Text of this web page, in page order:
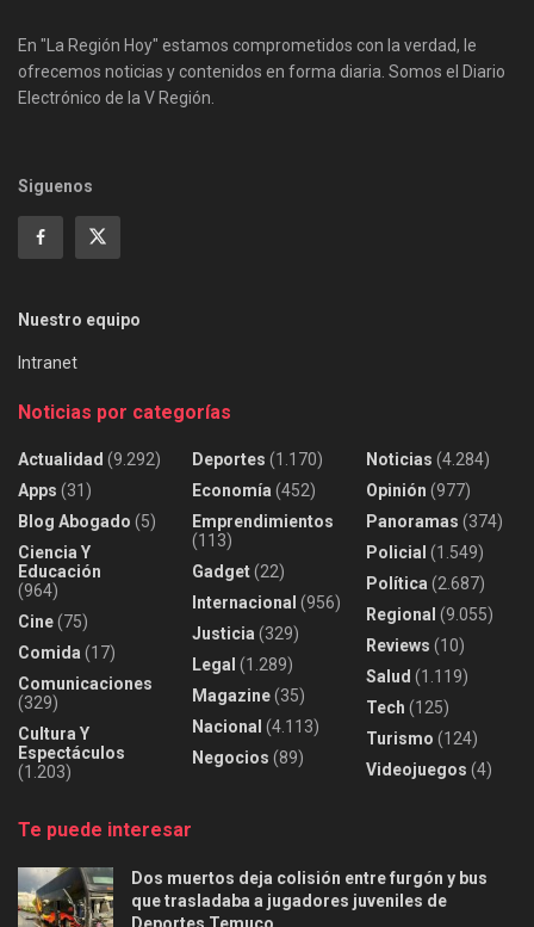
En "La Región Hoy" estamos comprometidos con la verdad, le
ofrecemos noticias y contenidos en forma diaria. Somos el Diario
Electrónico de la V Región.
Siguenos
Nuestro equipo
Intranet
Noticias por categorías
Actualidad (9.292)
Apps (31)
Blog Abogado (5)
Ciencia Y
Educación
(964)
Cine(75)
Comida (17)
Comunicaciones
(329)
Cultura Y
Espectáculos
(1.203)
Deportes (1.170)
Economía (452)
Emprendimientos
(113)
Gadget(22)
Internacional (956)
Justicia (329)
Legal (1.289)
Magazine(35)
Nacional (4.113)
Negocios (89)
Noticias (4.284)
Opinión (977)
Panoramas (374)
Policial (1.549)
Política (2.687)
Regional (9.055)
Reviews (10)
Salud (1.119)
Tech (125)
Turismo (124)
Videojuegos (4)
Te puede interesar
Dos muertos deja colisión entre furgón y bus
que trasladaba a jugadores juveniles de